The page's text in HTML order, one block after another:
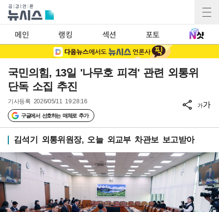
메인 랭킹 섹션 포토
국민의힘, 13일 '나무호 피격' 관련 외통위
단독 소집 추진
기사등록 2026/05/11 19:28:16
구글에서 선호하는 매체로 추가
가가
김석기 외통위원장, 오늘 외교부 차관보 보고받아